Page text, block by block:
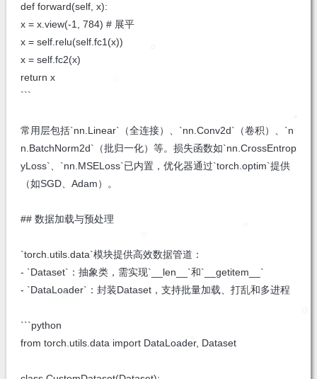
def forward(self, x):
x = x.view(-1, 784) # 展平
x = self.relu(self.fc1(x))
x = self.fc2(x)
return x
```
常用层包括`nn.Linear`（全连接）、`nn.Conv2d`（卷积）、`n
n.BatchNorm2d`（批归一化）等。损失函数如`nn.CrossEntrop
yLoss`、`nn.MSELoss`已内置，优化器通过`torch.optim`提供
（如SGD、Adam）。
## 数据加载与预处理
`torch.utils.data`模块提供高效数据管道：
- `Dataset`：抽象类，需实现`__len__`和`__getitem__`
- `DataLoader`：封装Dataset，支持批量加载、打乱和多进程
```python
from torch.utils.data import DataLoader, Dataset